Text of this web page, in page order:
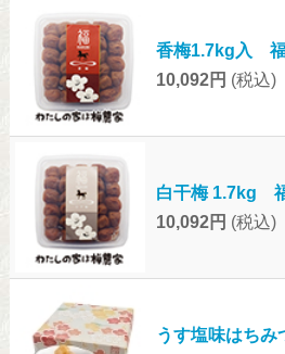
香梅1.7kg入 福
10,092円 (税込)
白干梅 1.7kg
10,092円 (税込)
うす塩味はち